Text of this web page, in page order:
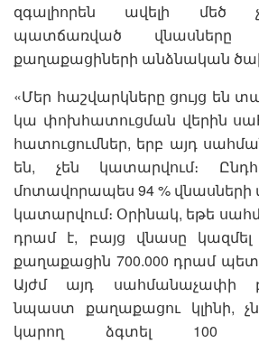
զգալիորեն ավելի մեծ
պատճառված վնասները
քաղաքացիների անձնական
«Մեր հաշվարկները ցույց են
կա փոխհատուցման վերին
հատուցումներ, երբ այդ
են, չեն կատարվում։
մոտավորապես 94 %
կատարվում։ Օրինակ, եթե
դրամ է, բայց վնասը
քաղաքացին 700.000 դրամ
Այժմ այդ սահմանաչափի
նպաստ քաղաքացու կլինի,
կարող ձգտել 100